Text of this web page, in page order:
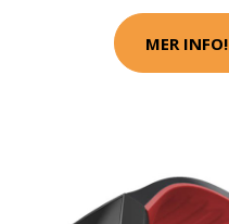
MER INFO!